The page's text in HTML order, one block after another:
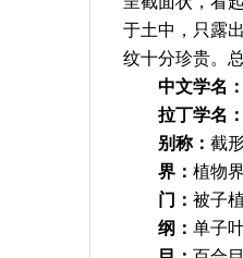
于土中，只露
纹十分珍贵。
中文学名：
拉丁学名：
别称： 截
界： 植物界
门： 被子
纲： 单子